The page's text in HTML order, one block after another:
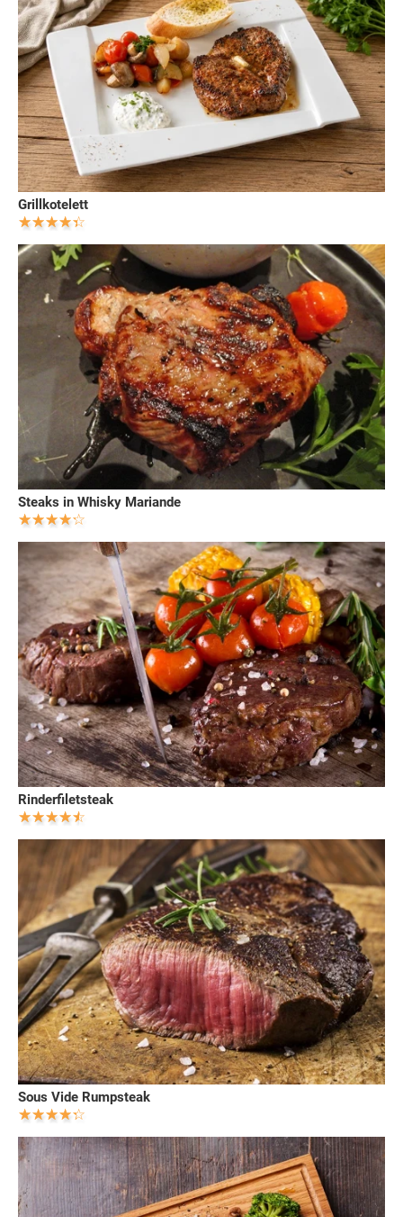
Grillkotelett
Steaks in Whisky Mariande
Rinderfiletsteak
Sous Vide Rumpsteak